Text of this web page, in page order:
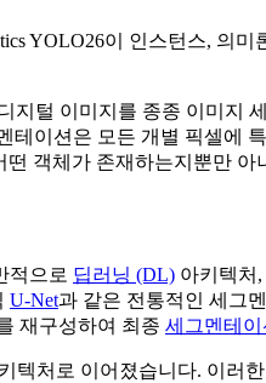
YOLO26이 인스턴스, 의
지털 이미지를 종종 이미지
테이션은 모든 개별 픽셀에
떤 객체가 존재하는지뿐만
적으로 딥러닝 (DL) 아키텍처,
U-Net과 같은 전통적인 세그
재구성하여 최종 세그멘테이
텍처로 이어졌습니다. 이러